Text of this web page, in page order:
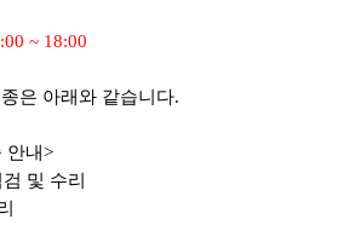
~ 18:00
은 아래와 같습니다.
안내>
및 수리